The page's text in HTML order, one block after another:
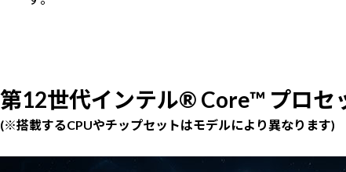
第12世代インテル® Core™ プロ
(※搭載するCPUやチップセットはモデルにより異なります)